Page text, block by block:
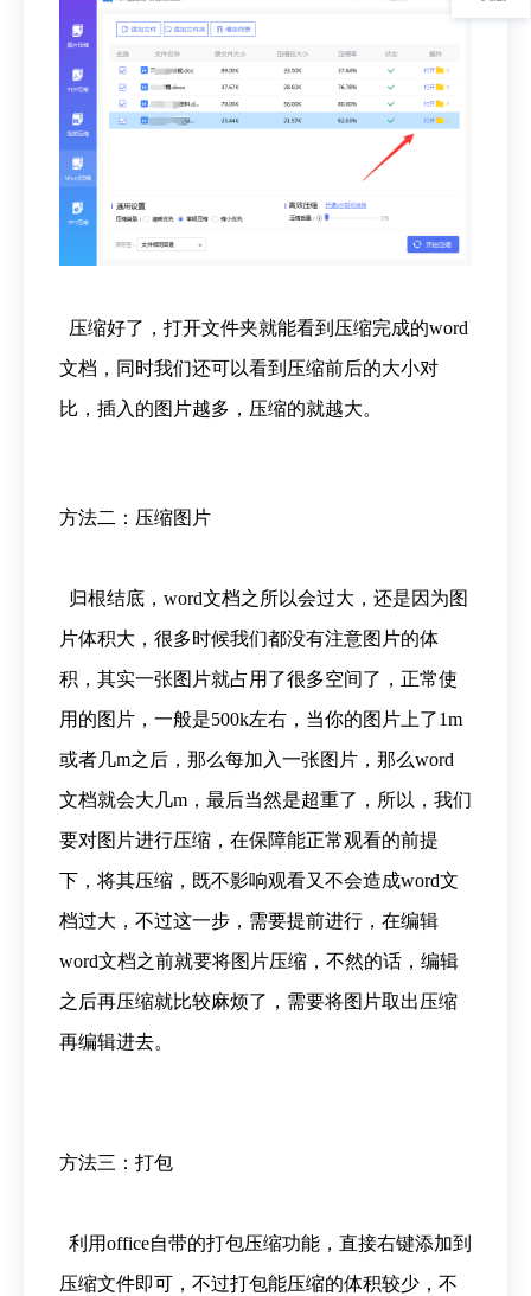
压缩好了，打开文件夹就能看到压缩完成的word
文档，同时我们还可以看到压缩前后的大小对
比，插入的图片越多，压缩的就越大。
方法二：压缩图片
归根结底，word文档之所以会过大，还是因为图
片体积大，很多时候我们都没有注意图片的体
积，其实一张图片就占用了很多空间了，正常使
用的图片，一般是500k左右，当你的图片上了1m
或者几m之后，那么每加入一张图片，那么word
文档就会大几m，最后当然是超重了，所以，我们
要对图片进行压缩，在保障能正常观看的前提
下，将其压缩，既不影响观看又不会造成word文
档过大，不过这一步，需要提前进行，在编辑
word文档之前就要将图片压缩，不然的话，编辑
之后再压缩就比较麻烦了，需要将图片取出压缩
再编辑进去。
方法三：打包
利用office自带的打包压缩功能，直接右键添加到
压缩文件即可，不过打包能压缩的体积较少，不